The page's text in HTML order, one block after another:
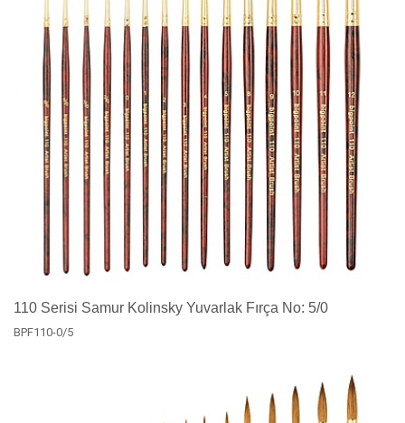
110 Serisi Samur Kolinsky Yuvarlak Fırça No: 5/0
BPF110-0/5